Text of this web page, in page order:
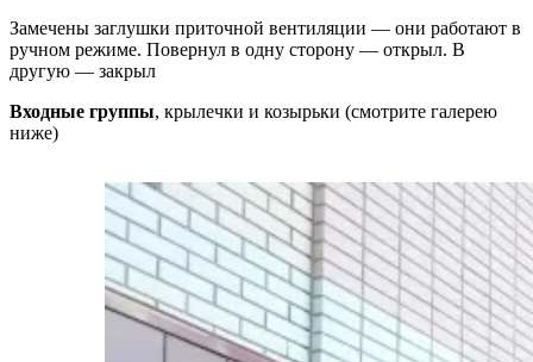
Замечены заглушки приточной вентиляции — они работают в
ручном режиме. Повернул в одну сторону — открыл. В
другую — закрыл
Входные группы, крылечки и козырьки (смотрите галерею
ниже)